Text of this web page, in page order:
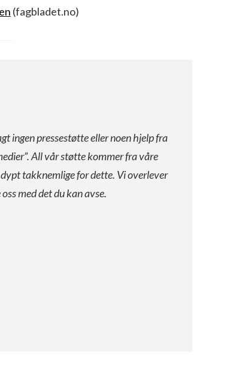
(fagbladet.no)
ingen pressestøtte eller noen hjelp fra
All vår støtte kommer fra våre
takknemlige for dette. Vi overlever
med det du kan avse.